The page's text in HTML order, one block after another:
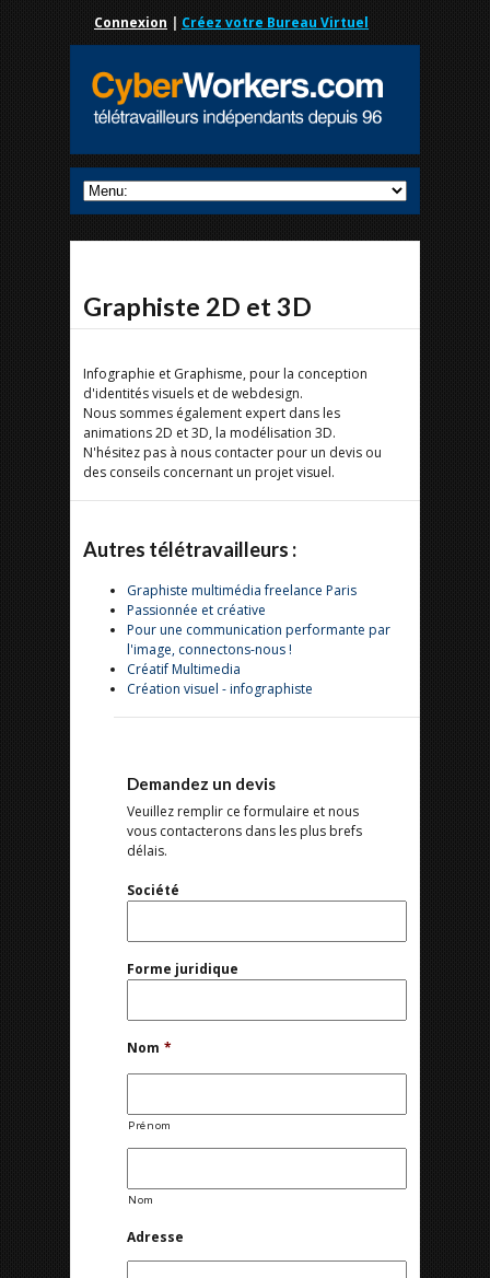
Connexion | Créez votre Bureau Virtuel
Graphiste 2D et 3D
Infographie et Graphisme, pour la conception
d'identités visuels et de webdesign.
Nous sommes également expert dans les
animations 2D et 3D, la modélisation 3D.
N'hésitez pas à nous contacter pour un devis ou
des conseils concernant un projet visuel.
Autres télétravailleurs :
Graphiste multimédia freelance Paris
Passionnée et créative
Pour une communication performante par
l'image, connectons-nous !
Créatif Multimedia
Création visuel - infographiste
Demandez un devis
Veuillez remplir ce formulaire et nous
vous contacterons dans les plus brefs
délais.
Société
Forme juridique
Nom *
Prénom
Nom
Adresse